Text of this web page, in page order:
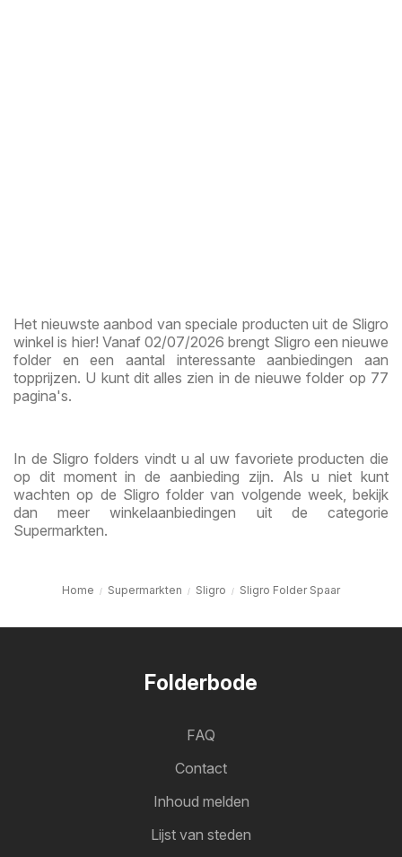
Het nieuwste aanbod van speciale producten uit de Sligro
winkel is hier! Vanaf 02/07/2026 brengt Sligro een nieuwe
folder en een aantal interessante aanbiedingen aan
topprijzen. U kunt dit alles zien in de nieuwe folder op 77
pagina's.
In de Sligro folders vindt u al uw favoriete producten die
op dit moment in de aanbieding zijn. Als u niet kunt
wachten op de Sligro folder van volgende week, bekijk
dan meer winkelaanbiedingen uit de categorie
Supermarkten.
Home Supermarkten Sligro Sligro Folder Spaar
Folderbode
FAQ
Contact
Inhoud melden
Lijst van steden